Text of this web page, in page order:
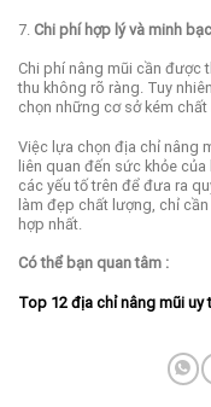
7. Chi phí hợp lý và minh
Chi phí nâng mũi cần được
thu không rõ ràng. Tuy
chọn những cơ sở kém
Việc lựa chọn địa chỉ nâng
liên quan đến sức khỏe
các yếu tố trên để đưa ra
làm đẹp chất lượng, chỉ
hợp nhất.
Có thể bạn quan tâm :
Top 12 địa chỉ nâng mũi uy